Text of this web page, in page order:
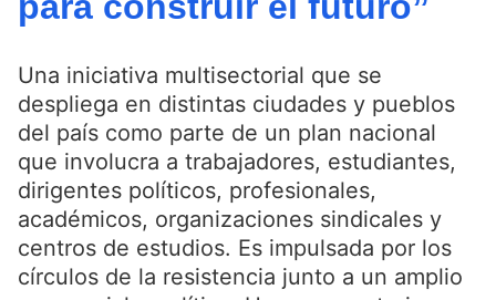
Una iniciativa multisectorial que se
despliega en distintas ciudades y pueblos
del país como parte de un plan nacional
que involucra a trabajadores, estudiantes,
dirigentes políticos, profesionales,
académicos, organizaciones sindicales y
centros de estudios. Es impulsada por los
círculos de la resistencia junto a un amplio